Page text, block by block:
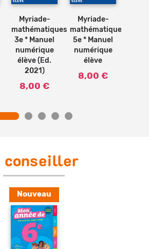
au
Myriade-
mathématiques
3e * Manuel
numérique
élève (Ed.
2021)
8,00 €
au
Myriade-
mathématiques
5e * Manuel
numérique
élève
8,00 €
conseiller
Nouveau